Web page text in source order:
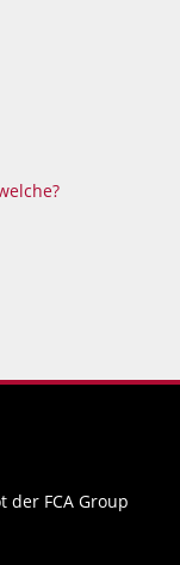
der FCA Group